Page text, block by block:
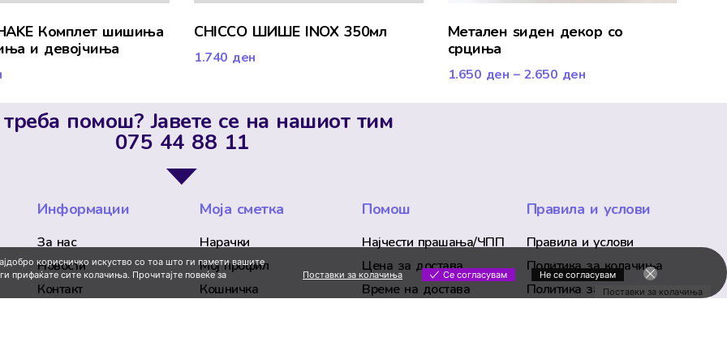
Комплет шишиња
и девојчиња
CHICCO ШИШЕ INOX 350мл
1.740 ден
Mетален ѕиден декор со
срциња
1.650 ден – 2.650 ден
помош? Јавете се на нашиот тим
075 44 88 11
Информации
За нас
Новости
Контакт
Моја сметка
Нарачки
Мој профил
Кошничка
Помош
Најчести прашања/ЧПП
Цена за достава
Време на достава
Правила и услови
Правила и услови
Политика за колачиња
Политика за приватност
корисничко искуство со тоа што ги памети вашите
прифаќате сите колачиња. Прочитајте повеќе за
Поставки за колачиња Се согласувам
Не се согласувам
Поставки за колачиња